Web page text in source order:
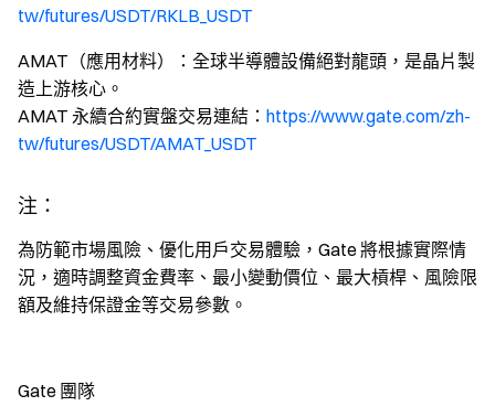
tw/futures/USDT/RKLB_USDT
AMAT（應用材料）：全球半導體設備絕對龍頭，是晶片製
造上游核心。
AMAT 永續合約實盤交易連結： https://www.gate.com/zh-
tw/futures/USDT/AMAT_USDT
注：
為防範市場風險、優化用戶交易體驗，Gate 將根據實際情
況，適時調整資金費率、最小變動價位、最大槓桿、風險限
額及維持保證金等交易參數。
Gate 團隊